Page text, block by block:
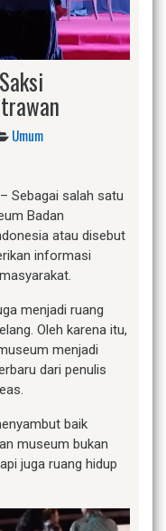
Umum
– Sebagai salah satu
Badan
atau disebut
informasi
menjadi ruang
Oleh karena itu,
menjadi
dari penulis
baik
museum bukan
juga ruang hidup